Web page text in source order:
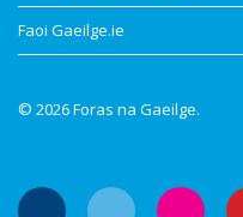
Faoi Gaeilge.ie
© 2026 Foras na Gaeilge.